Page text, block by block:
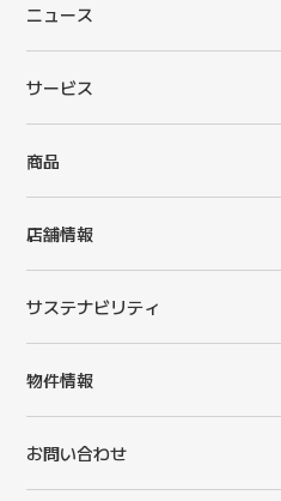
ニュース
サービス
商品
店舗情報
サステナビリティ
物件情報
お問い合わせ